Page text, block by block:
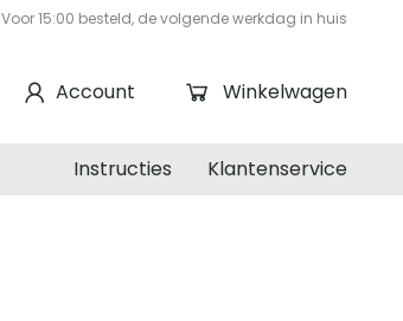
Voor 15:00 besteld, de volgende werkdag in huis
Winkelwagen
Account
Klantenservice
Instructies